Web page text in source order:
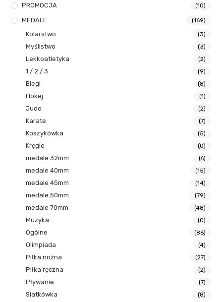
PROMOCJA (10)
MEDALE (169)
Kolarstwo (3)
Myślistwo (3)
Lekkoatletyka (2)
1 / 2 / 3 (9)
Biegi (8)
Hokej (1)
Judo (2)
Karate (7)
Koszykówka (5)
Kręgle (0)
medale 32mm (6)
medale 40mm (15)
medale 45mm (14)
medale 50mm (79)
medale 70mm (48)
Muzyka (0)
Ogólne (86)
Olimpiada (4)
Piłka nożna (27)
Piłka ręczna (2)
Pływanie (7)
Siatkówka (8)